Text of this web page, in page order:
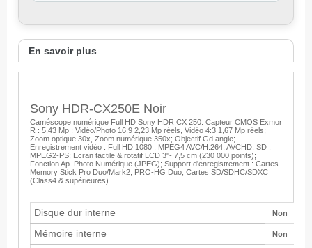
En savoir plus
Sony HDR-CX250E Noir
Caméscope numérique Full HD Sony HDR CX 250. Capteur CMOS Exmor
R : 5,43 Mp : Vidéo/Photo 16:9 2,23 Mp réels, Vidéo 4:3 1,67 Mp réels;
Zoom optique 30x, Zoom numérique 350x; Objectif Gd angle;
Enregistrement vidéo : Full HD 1080 : MPEG4 AVC/H.264, AVCHD, SD :
MPEG2-PS; Ecran tactile & rotatif LCD 3''- 7,5 cm (230 000 points);
Fonction Ap. Photo Numérique (JPEG); Support d'enregistrement : Cartes
Memory Stick Pro Duo/Mark2, PRO-HG Duo, Cartes SD/SDHC/SDXC
(Class4 & supérieures).
Disque dur interne Non
Mémoire interne Non